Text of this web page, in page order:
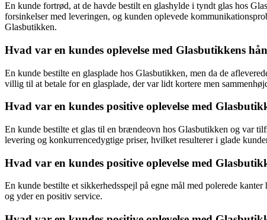
En kunde fortrød, at de havde bestilt en glashylde i tyndt glas hos
forsinkelser med leveringen, og kunden oplevede
Glasbutikken.
Hvad var en kundes oplevelse med Glasbutikkens
En kunde bestilte en glasplade hos Glasbutikken, men da de
villig til at betale for en glasplade, der var lidt kortere men
Hvad var en kundes positive oplevelse med
En kunde bestilte et glas til en brændeovn hos Glasbutikken og var
levering og konkurrencedygtige priser, hvilket resulterer i glade
Hvad var en kundes positive oplevelse med
En kunde bestilte et sikkerhedsspejl på egne mål med polerede
og yder en positiv service.